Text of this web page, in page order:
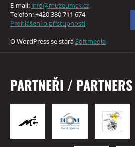
E-mail: info@muzeumck.cz
Telefon: +420 380 711 674
Prohlášení o přístupnosti
O WordPress se staráSoftmedia
PARTNEŘI / PARTNERS